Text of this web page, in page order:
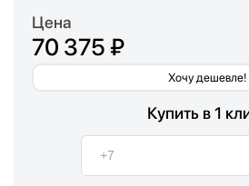
Цена
70 375 ₽
Хочу дешевле!
Купить в 1